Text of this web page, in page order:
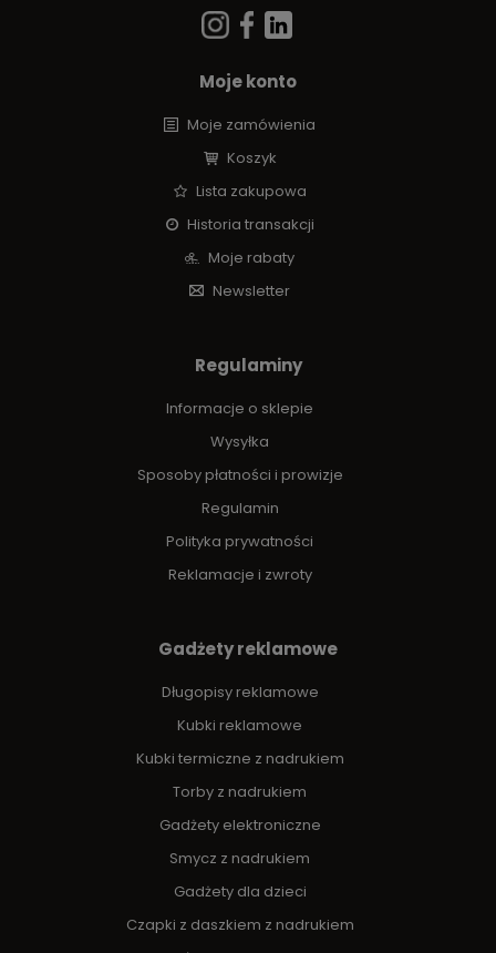
Moje konto
Moje zamówienia
Koszyk
Lista zakupowa
Historia transakcji
Moje rabaty
Newsletter
Regulaminy
Informacje o sklepie
Wysyłka
Sposoby płatności i prowizje
Regulamin
Polityka prywatności
Reklamacje i zwroty
Gadżety reklamowe
Długopisy reklamowe
Kubki reklamowe
Kubki termiczne z nadrukiem
Torby z nadrukiem
Gadżety elektroniczne
Smycz z nadrukiem
Gadżety dla dzieci
Czapki z daszkiem z nadrukiem